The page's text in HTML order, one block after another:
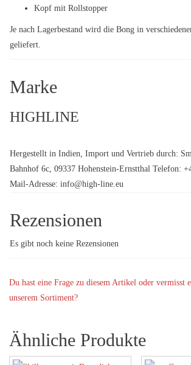
Kopf mit Rollstopper
Je nach Lagerbestand wird die Bong in
geliefert.
Marke
HIGHLINE
Hergestellt in Indien, Import und Vertrieb durch:
Bahnhof 6c, 09337 Hohenstein-Ernstthal Telefon:
Mail-Adresse: info@high-line.eu
Rezensionen
Es gibt noch keine Rezensionen
Du hast eine Frage zu diesem Artikel oder vermisst
unserem Sortiment?
Ähnliche Produkte